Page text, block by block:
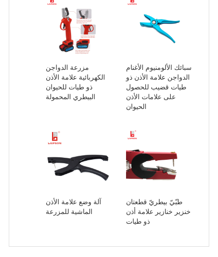
مزرعة الدواجن
الكهربائية علامة الأذن
ذو طيات للحيوان
البيطري المحمولة
سبائك الألومنيوم الأغنام
الدواجن علامة الأذن ذو
طيات قضيب للحصول
على علامات الأذن
الحيوان
آلة وضع علامة الأذن
الماشية للمزرعة
طبّيّ بيطريّ قطعتان
خنزير خنازير علامة أذن
ذو طيات